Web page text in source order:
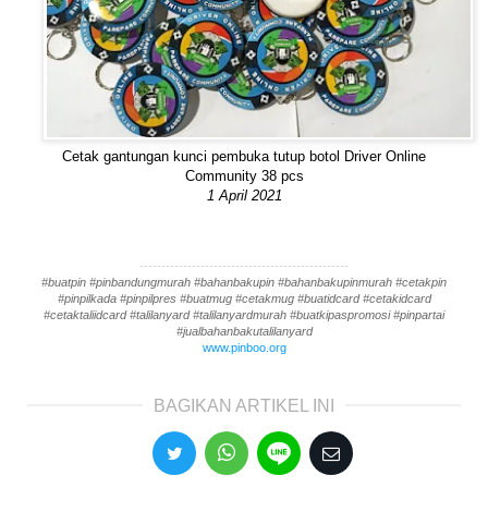
Cetak gantungan kunci pembuka tutup botol Driver Online
Community 38 pcs
1 April 2021
------------------------------------------------
#buatpin #pinbandungmurah #bahanbakupin #bahanbakupinmurah #cetakpin
#pinpilkada #pinpilpres #buatmug #cetakmug #buatidcard #cetakidcard
#cetaktaliidcard #talilanyard #talilanyardmurah #buatkipaspromosi #pinpartai
#jualbahanbakutalilanyard
www.pinboo.org
BAGIKAN ARTIKEL INI